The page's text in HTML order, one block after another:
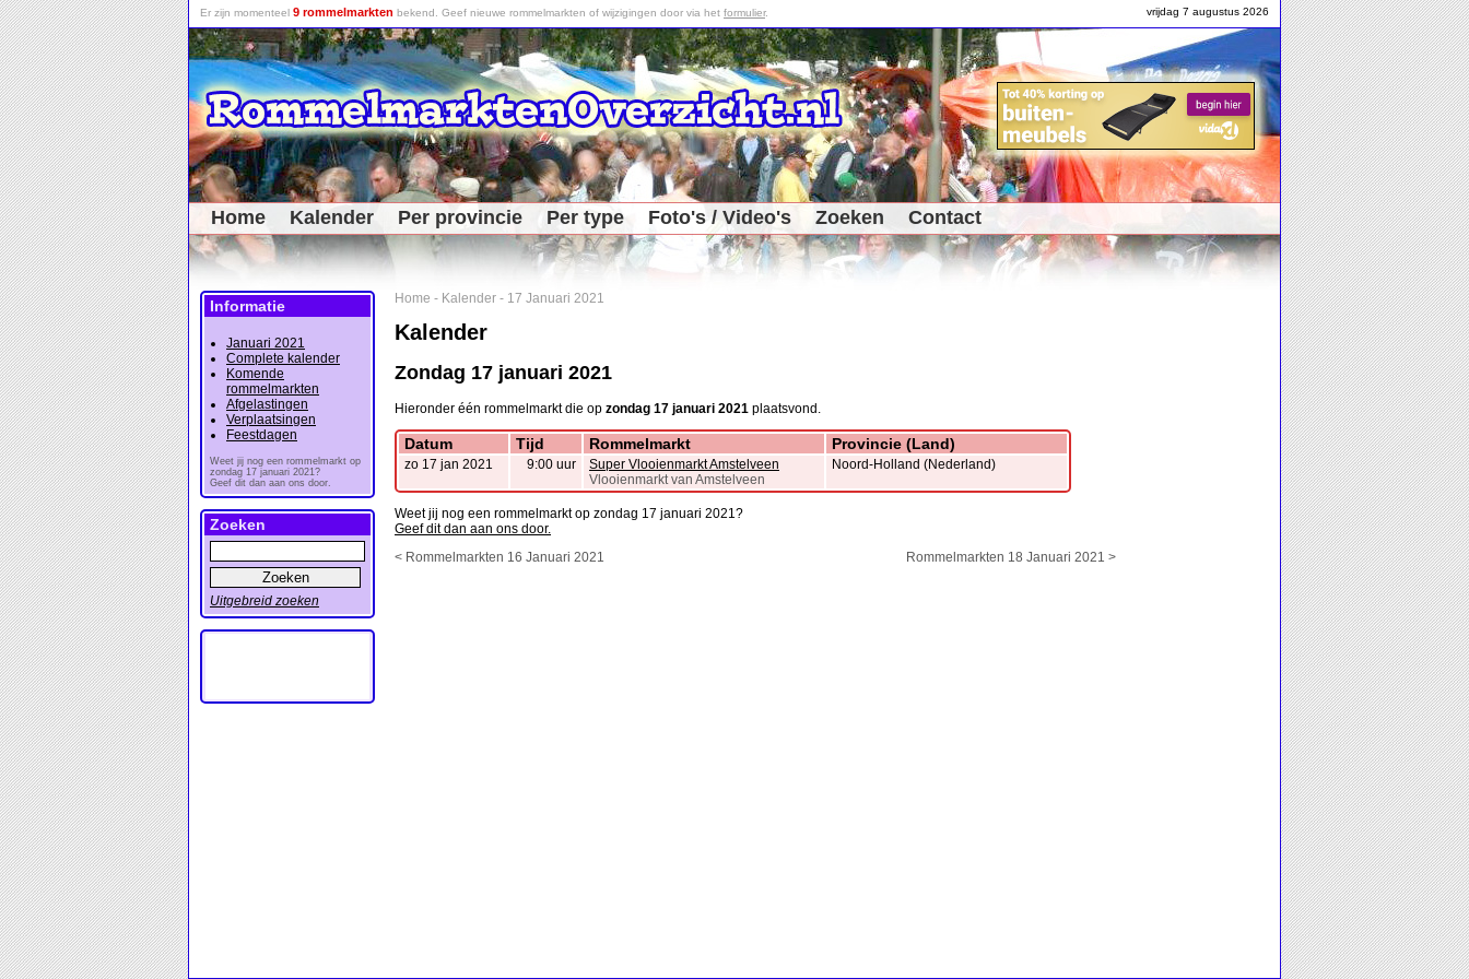
vrijdag 7 augustus 2026
Er zijn momenteel 9 rommelmarkten bekend. Geef nieuwe rommelmarkten of wijzigingen door via het formulier.
Home Kalender Per provincie Per type Foto's / Video's Zoeken Contact
Home - Kalender - 17 Januari 2021
Kalender
Zondag 17 januari 2021
Hieronder één rommelmarkt die op zondag 17 januari 2021 plaatsvond.
Datum Tijd Rommelmarkt Provincie (Land)
zo 17 jan 2021 9:00 uur
Super Vlooienmarkt Amstelveen
Vlooienmarkt van Amstelveen
Noord-Holland (Nederland)
Weet jij nog een rommelmarkt op zondag 17 januari 2021?
Geef dit dan aan ons door.
< Rommelmarkten 16 Januari 2021
Rommelmarkten 18 Januari 2021 >
Informatie
Januari 2021
Complete kalender
Komende
rommelmarkten
Afgelastingen
Verplaatsingen
Feestdagen
Weet jij nog een rommelmarkt op
zondag 17 januari 2021?
Geef dit dan aan ons door.
Zoeken
Uitgebreid zoeken